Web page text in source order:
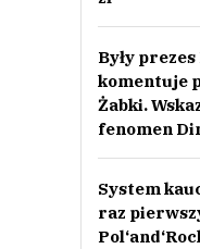
Były
komentuje
Żabki.
fenomen
System
raz